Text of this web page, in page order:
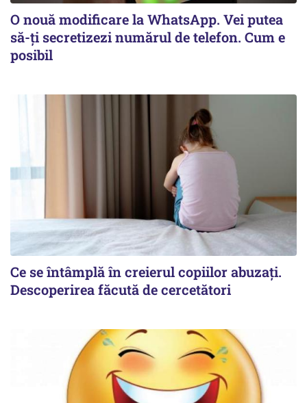
O nouă modificare la WhatsApp. Vei putea
să-ți secretizezi numărul de telefon. Cum e
posibil
Ce se întâmplă în creierul copiilor abuzați.
Descoperirea făcută de cercetători